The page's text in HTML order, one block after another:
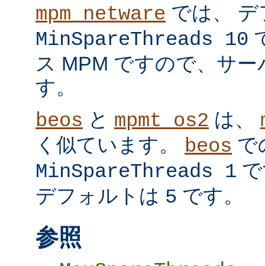
mpm_netware では、
MinSpareThreads 10
ス MPM ですので、サ
す。
beos と mpmt_os2 は、
く似ています。 beos で
MinSpareThreads 1
デフォルトは 5 です。
参照